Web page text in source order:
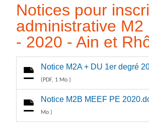
Notices pour
administrative M2
- 2020 - Ain et
Notice M2A + DU 1er degré
(PDF, 1 Mo )
Notice M2B MEEF PE
Mo )